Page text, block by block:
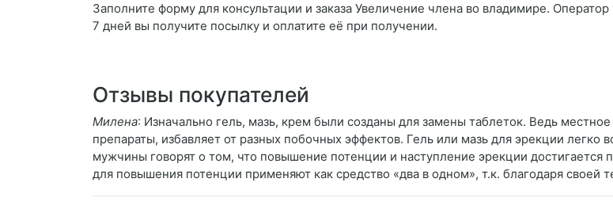
Заполните форму для консультации и заказа Увеличение члена во владимире.
7 дней вы получите посылку и оплатите её при получении.
Отзывы покупателей
Милена: Изначально гель, мазь, крем были созданы для замены таблеток. Ведь
препараты, избавляет от разных побочных эффектов. Гель или мазь для эрекции легко
мужчины говорят о том, что повышение потенции и наступление эрекции достигается
для повышения потенции применяют как средство «два в одном», т.к. благодаря своей